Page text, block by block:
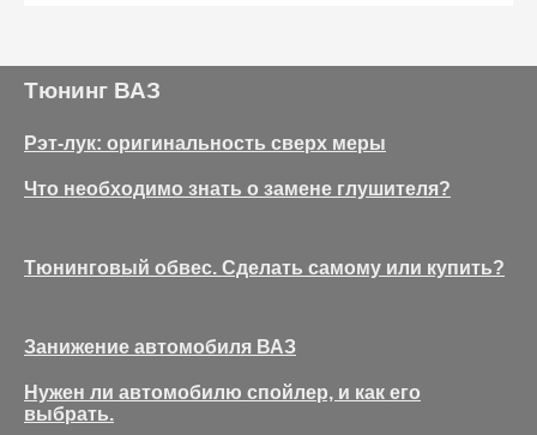
Тюнинг ВАЗ
Рэт-лук: оригинальность сверх меры
Что необходимо знать о замене глушителя?
Тюнинговый обвес. Сделать самому или купить?
Занижение автомобиля ВАЗ
Нужен ли автомобилю спойлер, и как его
выбрать.